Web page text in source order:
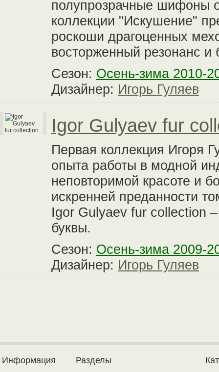
полупрозрачные шифоны
коллекции "Искушение"
роскоши драгоценных
восторженный резонанс и
Сезон: Осень-зима 2010-
Дизайнер: Игорь Гуляев
Igor Gulyaev fur
Первая коллекция Игоря
опыта работы в модной
неповторимой красоте и
искренней преданности
Igor Gulyaev fur collection
буквы.
Сезон: Осень-зима 2009-
Дизайнер: Игорь Гуляев
Информация Разделы